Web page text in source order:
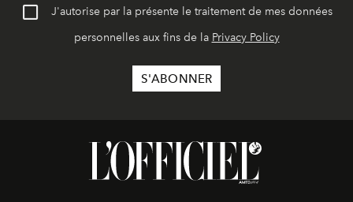
J'autorise par la présente le traitement de mes données
personnelles aux fins de la Privacy Policy